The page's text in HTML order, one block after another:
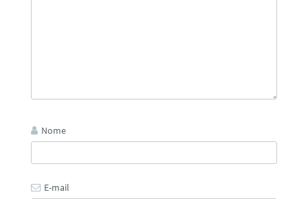
Nome
E-mail